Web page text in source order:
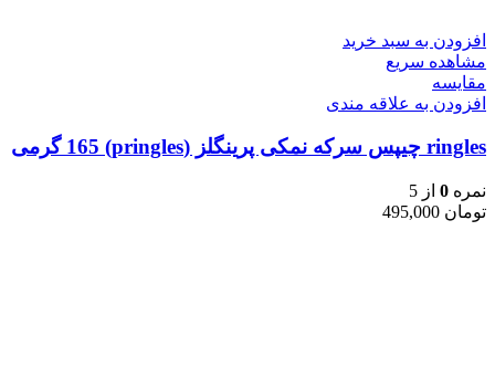
افزودن به سبد خرید
مشاهده سریع
مقایسه
افزودن به علاقه مندی
ringles چیپس سرکه نمکی پرینگلز (pringles) 165 گرمی
نمره 0 از 5
تومان